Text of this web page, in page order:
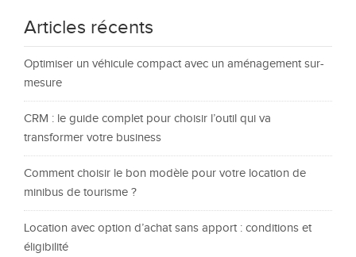
Articles récents
Optimiser un véhicule compact avec un aménagement sur-
mesure
CRM : le guide complet pour choisir l’outil qui va
transformer votre business
Comment choisir le bon modèle pour votre location de
minibus de tourisme ?
Location avec option d’achat sans apport : conditions et
éligibilité